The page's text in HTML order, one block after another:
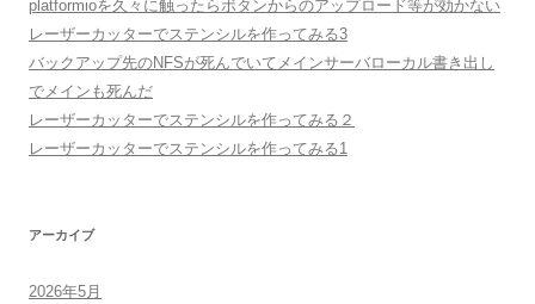
platformioを久々に触ったらボタンからのアップロード等が効かない
レーザーカッターでステンシルを作ってみる3
バックアップ先のNFSが死んでいてメインサーバローカル書き出し
でメインも死んだ
レーザーカッターでステンシルを作ってみる２
レーザーカッターでステンシルを作ってみる1
アーカイブ
2026年5月